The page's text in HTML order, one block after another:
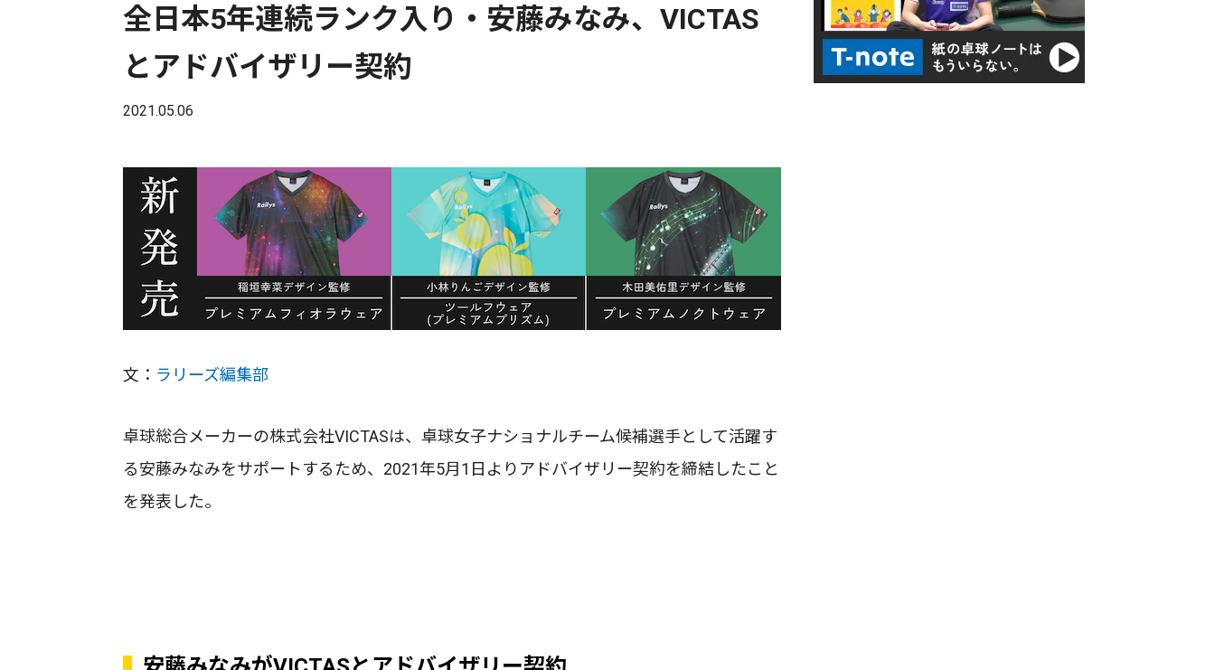
全日本5年連続ランク入り・安藤みなみ、VICTAS
とアドバイザリー契約
2021.05.06
文： ラリーズ編集部
卓球総合メーカーの株式会社VICTASは、卓球女子ナショナルチーム候補選手として活躍す
る安藤みなみをサポートするため、2021年5月1日よりアドバイザリー契約を締結したこと
を発表した。